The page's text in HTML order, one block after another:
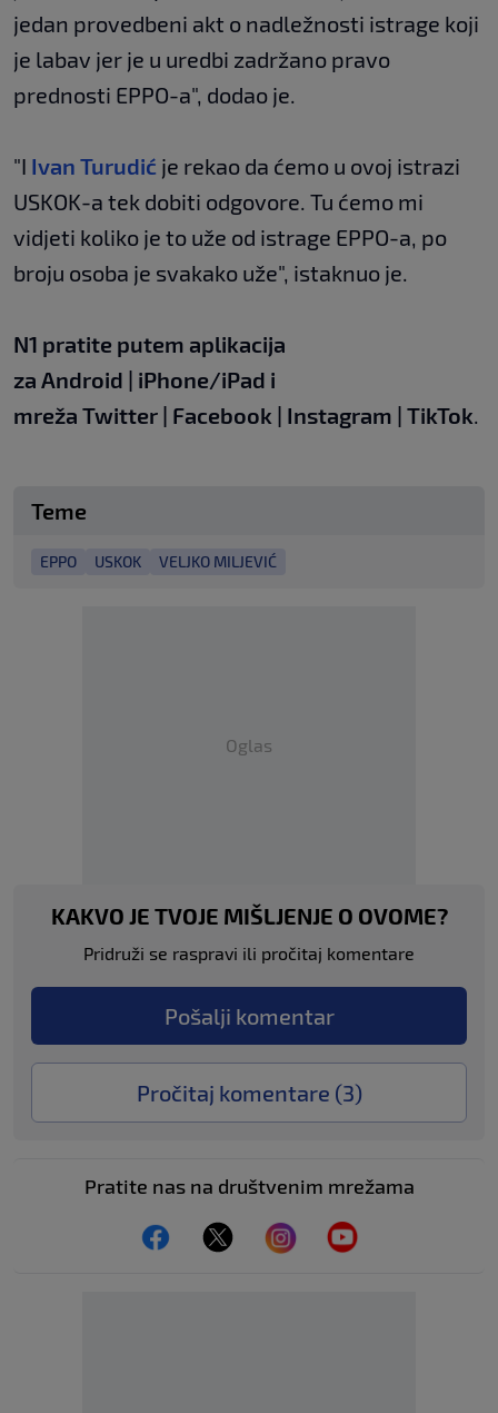
jedan provedbeni akt o nadležnosti istrage koji
je labav jer je u uredbi zadržano pravo
prednosti EPPO-a", dodao je.
"I Ivan Turudić je rekao da ćemo u ovoj istrazi
USKOK-a tek dobiti odgovore. Tu ćemo mi
vidjeti koliko je to uže od istrage EPPO-a, po
broju osoba je svakako uže", istaknuo je.
N1 pratite putem aplikacija
za Android | iPhone/iPad i
mreža Twitter | Facebook | Instagram | TikTok
Teme
EPPO USKOK VELJKO MILJEVIĆ
Oglas
KAKVO JE TVOJE MIŠLJENJE O OVOME?
Pridruži se raspravi ili pročitaj komentare
Pošalji komentar
Pročitaj komentare (3)
Pratite nas na društvenim mrežama